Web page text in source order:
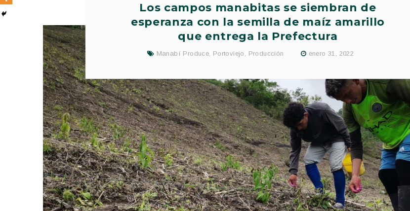
Los campos manabitas se siembran de
esperanza con la semilla de maíz amarillo
que entrega la Prefectura
Manabí Produce, Portoviejo , Producción enero 31, 2022